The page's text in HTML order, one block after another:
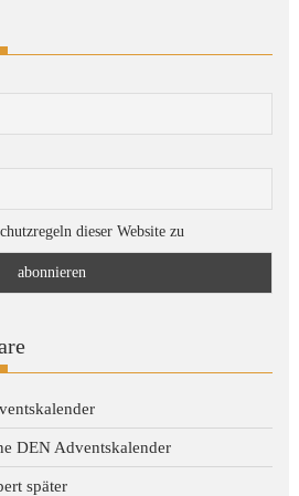
dieser Website zu
DEN Adventskalender
später